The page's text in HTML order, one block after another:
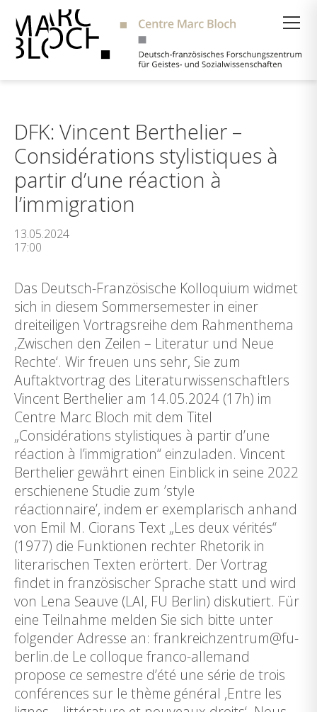
DFK: Vincent Berthelier –
Considérations stylistiques à
partir d’une réaction à
l’immigration
13.05.2024
17:00
Das Deutsch-Französische Kolloquium widmet
sich in diesem Sommersemester in einer
dreiteiligen Vortragsreihe dem Rahmenthema
‚Zwischen den Zeilen – Literatur und Neue
Rechte‘. Wir freuen uns sehr, Sie zum
Auftaktvortrag des Literaturwissenschaftlers
Vincent Berthelier am 14.05.2024 (17h) im
Centre Marc Bloch mit dem Titel
„Considérations stylistiques à partir d’une
réaction à l’immigration“ einzuladen. Vincent
Berthelier gewährt einen Einblick in seine 2022
erschienene Studie zum ’style
réactionnaire’, indem er exemplarisch anhand
von Emil M. Ciorans Text „Les deux vérités“
(1977) die Funktionen rechter Rhetorik in
literarischen Texten erörtert. Der Vortrag
findet in französischer Sprache statt und wird
von Lena Seauve (LAI, FU Berlin) diskutiert. Für
eine Teilnahme melden Sie sich bitte unter
folgender Adresse an: frankreichzentrum@fu-
berlin.de Le colloque franco-allemand
propose ce semestre d’été une série de trois
conférences sur le thème général ‚Entre les